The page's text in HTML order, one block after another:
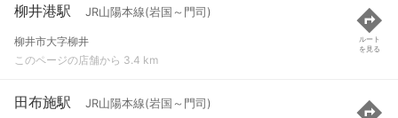
柳井港駅 JR山陽本線(岩国～門司)
柳井市大字柳井
このページの店舗から 3.4 km
ルート
を見る
田布施駅 JR山陽本線(岩国～門司)